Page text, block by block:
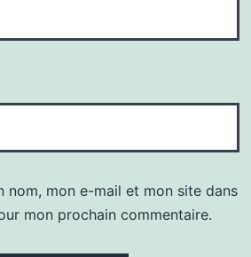
nom, mon e-mail et mon site dans
mon prochain commentaire.